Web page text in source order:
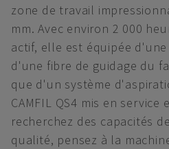
zone de travail
mm. Avec environ 2 000
actif, elle est équipée
d'une fibre de guidage du
que d'un système
CAMFIL QS4 mis en service
recherchez des capacités
qualité, pensez à la